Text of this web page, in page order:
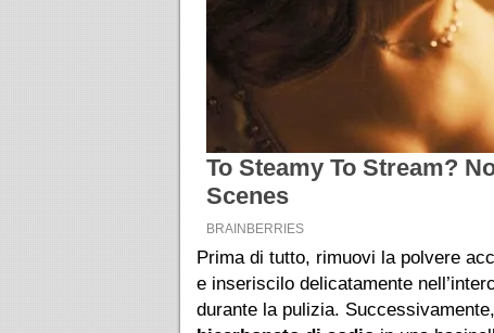
Prima di tutto, rimuovi la polvere
e inseriscilo delicatamente
durante la pulizia.